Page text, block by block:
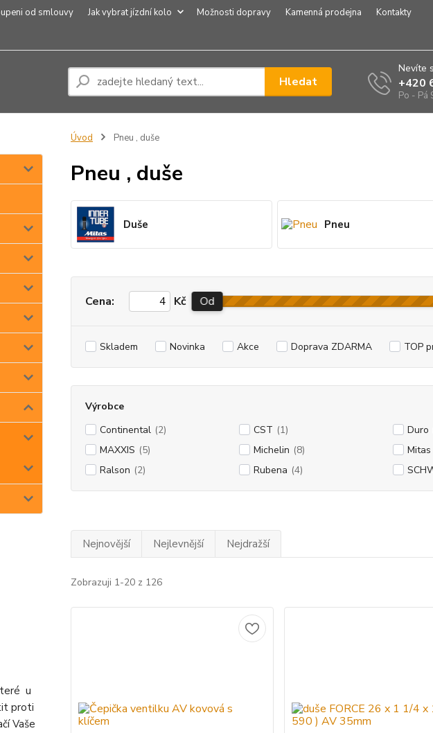
od smlouvy Jak vybrat jízdní kolo Možnosti dopravy Kamenná prodejna
Kontakty
Hledat
Nevíte
+420
Po - Pá
u
proti
Vaše
Úvod Pneu , duše
Pneu , duše
Duše Pneu
Cena: Kč Od
Skladem Novinka Akce Doprava ZDARMA TOP
Výrobce
Continental (2) CST (1) Duro
MAXXIS (5) Michelin (8) Mitas
Ralson (2) Rubena (4)
Nejnovější Nejlevnější Nejdražší
Zobrazuji 1-20 z 126